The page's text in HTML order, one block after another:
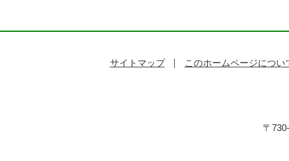
サイトマップ このホームページについ
〒